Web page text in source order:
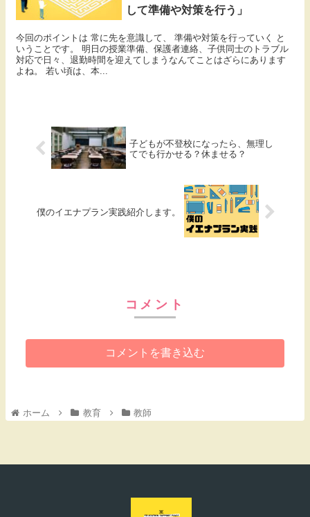
して準備や対策を行う」
今回のポイントは 常に先を意識して、 準備や対策を行っていく と
いうことです。 明日の授業準備、保護者連絡、子供同士のトラブル
対応で日々、退勤時間を迎えてしまうなんてことはざらにあります
よね。 若い頃は、本...
子どもが不登校になったら、無理し
てでも行かせる？休ませる？
僕のイエナプラン実践紹介します。
コメント
コメントを書き込む
ホーム 教育 教師